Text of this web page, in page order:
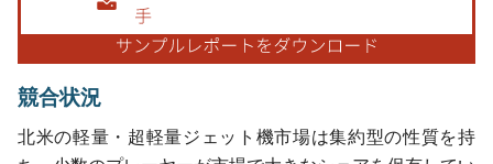
競合状況
北米の軽量・超軽量ジェット機市場は集約型の性質を持